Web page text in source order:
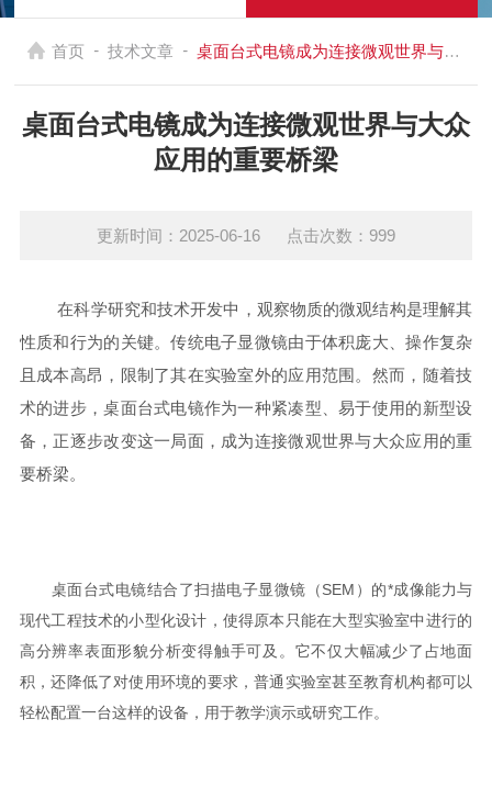
首页 - 技术文章 - 桌面台式电镜成为连接微观世界与大众应用的重要桥梁
桌面台式电镜成为连接微观世界与大众
应用的重要桥梁
更新时间：2025-06-16 点击次数：999
在科学研究和技术开发中，观察物质的微观结构是理解其
性质和行为的关键。传统电子显微镜由于体积庞大、操作复杂
且成本高昂，限制了其在实验室外的应用范围。然而，随着技
术的进步，桌面台式电镜作为一种紧凑型、易于使用的新型设
备，正逐步改变这一局面，成为连接微观世界与大众应用的重
要桥梁。
桌面台式电镜结合了扫描电子显微镜（SEM）的*成像能力与
现代工程技术的小型化设计，使得原本只能在大型实验室中进行的
高分辨率表面形貌分析变得触手可及。它不仅大幅减少了占地面
积，还降低了对使用环境的要求，普通实验室甚至教育机构都可以
轻松配置一台这样的设备，用于教学演示或研究工作。